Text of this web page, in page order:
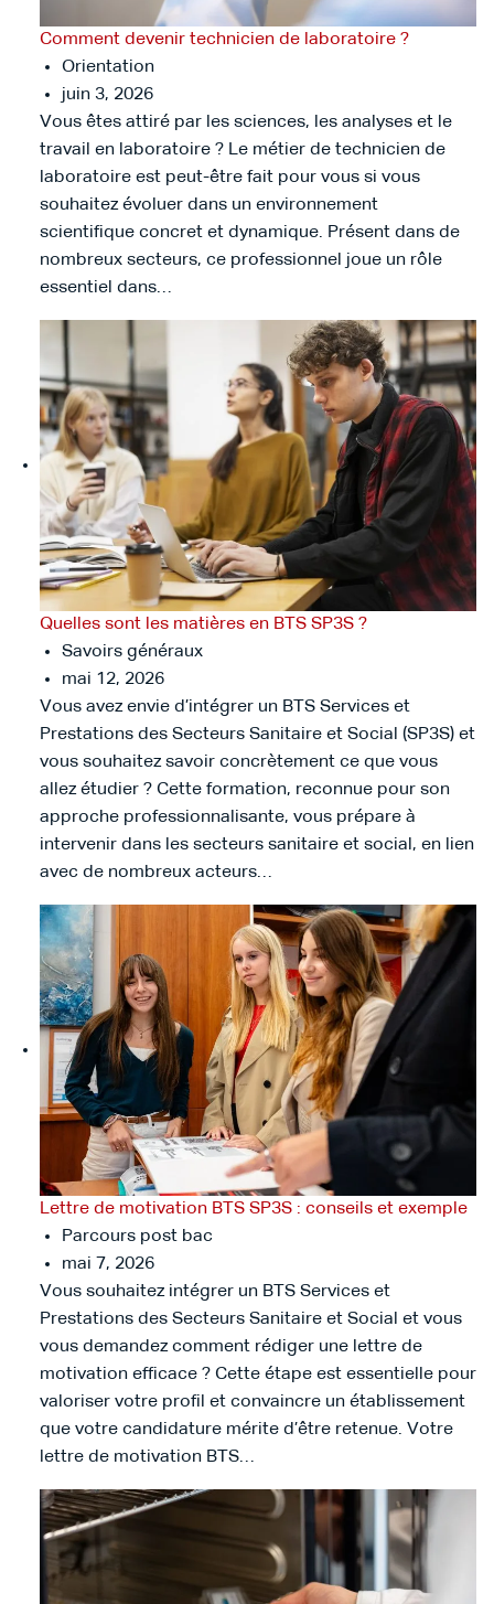
Comment devenir technicien de laboratoire ?
Orientation
juin 3, 2026
Vous êtes attiré par les sciences, les analyses et le
travail en laboratoire ? Le métier de technicien de
laboratoire est peut-être fait pour vous si vous
souhaitez évoluer dans un environnement
scientifique concret et dynamique. Présent dans de
nombreux secteurs, ce professionnel joue un rôle
essentiel dans…
Quelles sont les matières en BTS SP3S ?
Savoirs généraux
mai 12, 2026
Vous avez envie d’intégrer un BTS Services et
Prestations des Secteurs Sanitaire et Social (SP3S) et
vous souhaitez savoir concrètement ce que vous
allez étudier ? Cette formation, reconnue pour son
approche professionnalisante, vous prépare à
intervenir dans les secteurs sanitaire et social, en lien
avec de nombreux acteurs…
Lettre de motivation BTS SP3S : conseils et exemple
Parcours post bac
mai 7, 2026
Vous souhaitez intégrer un BTS Services et
Prestations des Secteurs Sanitaire et Social et vous
vous demandez comment rédiger une lettre de
motivation efficace ? Cette étape est essentielle pour
valoriser votre profil et convaincre un établissement
que votre candidature mérite d’être retenue. Votre
lettre de motivation BTS…